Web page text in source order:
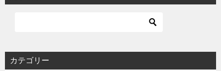
カテゴリー